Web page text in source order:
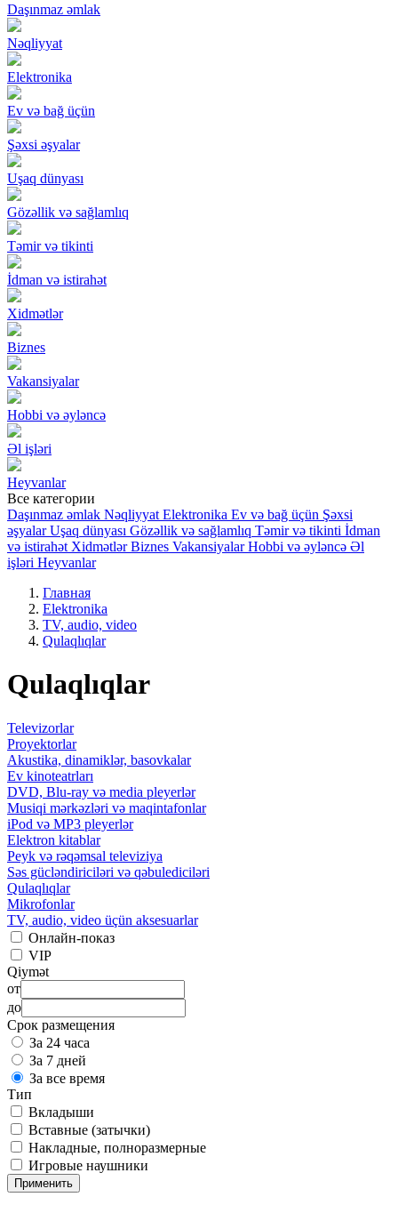
Daşınmaz əmlak
Nəqliyyat
Elektronika
Ev və bağ üçün
Şəxsi əşyalar
Uşaq dünyası
Gözəllik və sağlamlıq
Təmir və tikinti
İdman və istirahət
Xidmətlər
Biznes
Vakansiyalar
Hobbi və əyləncə
Əl işləri
Heyvanlar
Все категории
Daşınmaz əmlak Nəqliyyat Elektronika Ev və bağ üçün Şəxsi
əşyalar Uşaq dünyası Gözəllik və sağlamlıq Təmir və tikinti İdman
və istirahət Xidmətlər Biznes Vakansiyalar Hobbi və əyləncə Əl
işləri Heyvanlar
Главная
Elektronika
TV, audio, video
Qulaqlıqlar
Qulaqlıqlar
Televizorlar
Proyektorlar
Akustika, dinamiklər, basovkalar
Ev kinoteatrları
DVD, Blu-ray və media pleyerlər
Musiqi mərkəzləri və maqintafonlar
iPod və MP3 pleyerlər
Elektron kitablar
Peyk və rəqəmsal televiziya
Səs gücləndiriciləri və qəbulediciləri
Qulaqlıqlar
Mikrofonlar
TV, audio, video üçün aksesuarlar
Онлайн-показ
VIP
Qiymət
от
до
Срок размещения
За 24 часа
За 7 дней
За все время
Тип
Вкладыши
Вставные (затычки)
Накладные, полноразмерные
Игровые наушники
Применить